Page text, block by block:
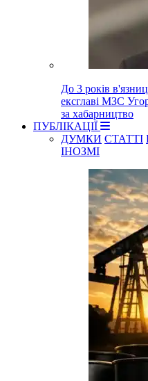
До 3 років
ексглаві МЗС
за хабарництво
ПУБЛІКАЦІЇ
ДУМКИ СТАТТІ
ІНОЗМІ